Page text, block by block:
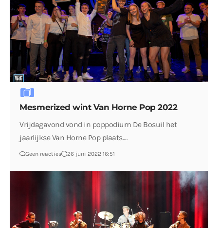
Mesmerized wint Van Horne Pop 2022
Vrijdagavond vond in poppodium De Bosuil het
jaarlijkse Van Horne Pop plaats.…
Geen reacties 26 juni 2022 16:51